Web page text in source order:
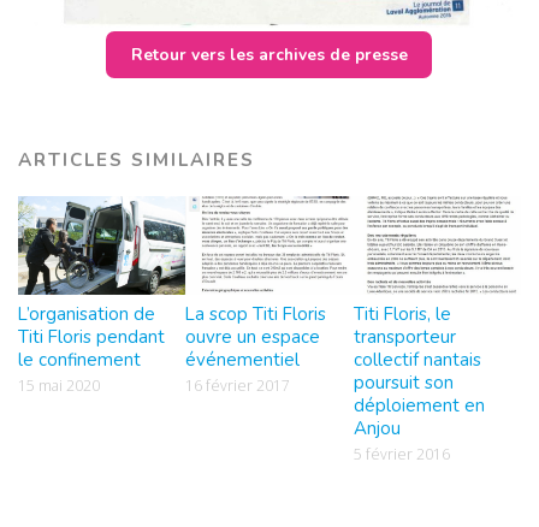
Retour vers les archives de presse
ARTICLES SIMILAIRES
L’organisation de
Titi Floris pendant
le confinement
15 mai 2020
La scop Titi Floris
ouvre un espace
événementiel
16 février 2017
Titi Floris, le
transporteur
collectif nantais
poursuit son
déploiement en
Anjou
5 février 2016